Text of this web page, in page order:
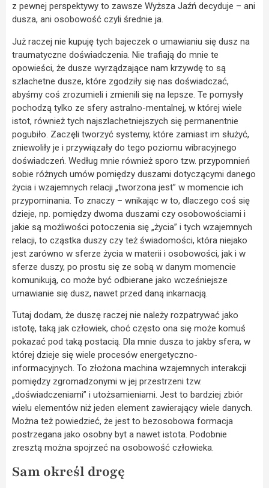
z pewnej perspektywy to zawsze Wyższa Jaźń decyduje – ani
dusza, ani osobowość czyli średnie ja.
Już raczej nie kupuję tych bajeczek o umawianiu się dusz na
traumatyczne doświadczenia. Nie trafiają do mnie te
opowieści, że dusze wyrządzające nam krzywdę to są
szlachetne dusze, które zgodziły się nas doświadczać,
abyśmy coś zrozumieli i zmienili się na lepsze. Te pomysły
pochodzą tylko ze sfery astralno-mentalnej, w której wiele
istot, również tych najszlachetniejszych się permanentnie
pogubiło. Zaczęli tworzyć systemy, które zamiast im służyć,
zniewoliły je i przywiązały do tego poziomu wibracyjnego
doświadczeń. Według mnie również sporo tzw. przypomnień
sobie różnych umów pomiędzy duszami dotyczącymi danego
życia i wzajemnych relacji „tworzona jest” w momencie ich
przypominania. To znaczy – wnikając w to, dlaczego coś się
dzieje, np. pomiędzy dwoma duszami czy osobowościami i
jakie są możliwości potoczenia się „życia” i tych wzajemnych
relacji, to cząstka duszy czy też świadomości, która niejako
jest zarówno w sferze życia w materii i osobowości, jak i w
sferze duszy, po prostu się ze sobą w danym momencie
komunikują, co może być odbierane jako wcześniejsze
umawianie się dusz, nawet przed daną inkarnacją.
Tutaj dodam, że duszę raczej nie należy rozpatrywać jako
istotę, taką jak człowiek, choć często ona się może komuś
pokazać pod taką postacią. Dla mnie dusza to jakby sfera, w
której dzieje się wiele procesów energetyczno-
informacyjnych. To złożona machina wzajemnych interakcji
pomiędzy zgromadzonymi w jej przestrzeni tzw.
„doświadczeniami” i utożsamieniami. Jest to bardziej zbiór
wielu elementów niż jeden element zawierający wiele danych.
Można też powiedzieć, że jest to bezosobowa formacja
postrzegana jako osobny byt a nawet istota. Podobnie
zresztą można spojrzeć na osobowość człowieka.
Sam określ drogę